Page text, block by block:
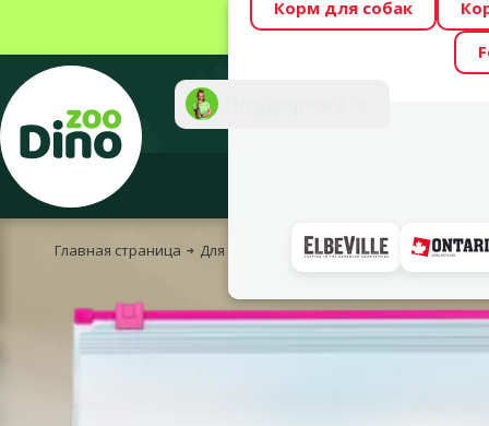
Весь месяц
Фотоконкурс
Корм для собак
Главная страница Для собак Корм и лакомства Сухой